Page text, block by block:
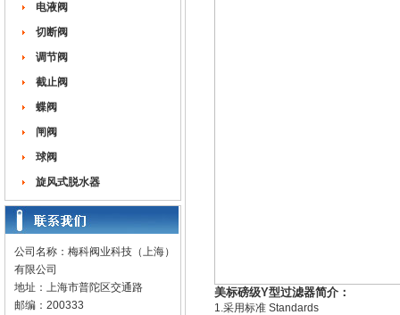
电液阀
切断阀
调节阀
截止阀
蝶阀
闸阀
球阀
旋风式脱水器
公司名称：梅科阀业科技（上海）
有限公司
地址：上海市普陀区交通路
邮编：200333
美标磅级Y型过滤器简介：
1.采用标准 Standards